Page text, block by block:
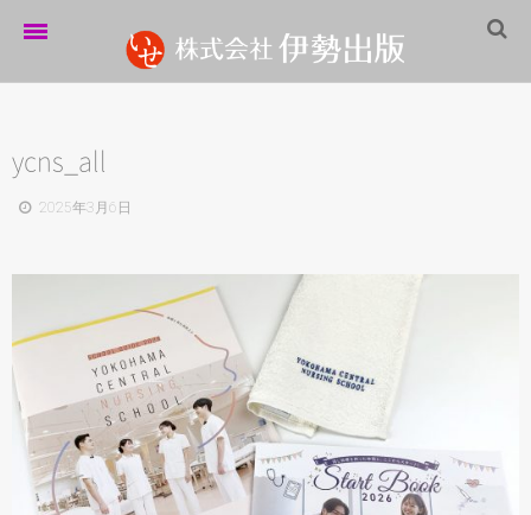
伊勢出版だより
営業案内
採用情報
パートナーシップ
お問い合わせ
サイトマップ
ycns_all
2025年3月6日